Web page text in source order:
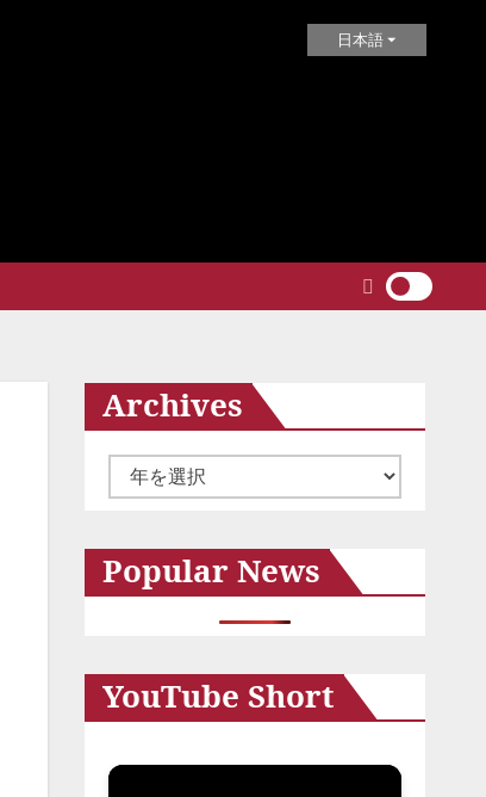
日本語
Archives
ー
イ
ブ
Popular News
YouTube Short